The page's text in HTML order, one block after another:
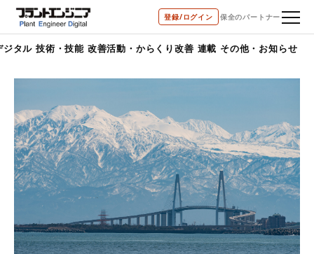
登録/ログイン 保全のパートナー
ジタル 技術・技能 改善活動・からくり改善 連載 その他・お知らせ